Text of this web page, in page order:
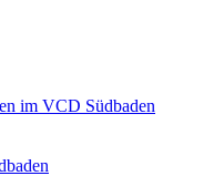
im VCD Südbaden